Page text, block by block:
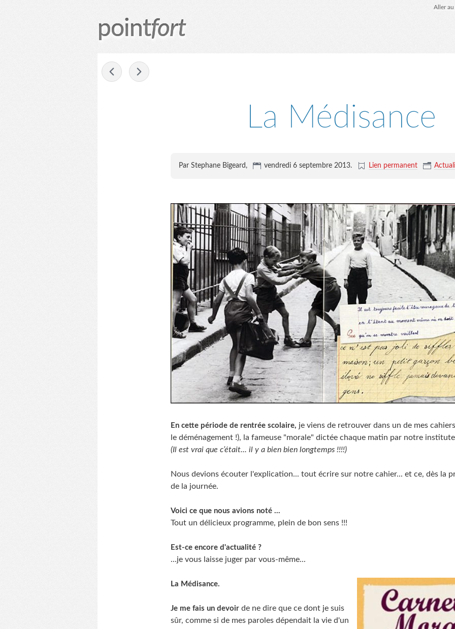
Aller
pointfort
La Médisance
Par Stephane Bigeard, vendredi 6 septembre 2013. Lien permanent
En cette période de rentrée scolaire, je viens de retrouver dans un de mes
le déménagement !), la fameuse "morale" dictée chaque matin par notre
(Il est vrai que c’était... il y a bien bien longtemps !!!!)
Nous devions écouter l'explication... tout écrire sur notre cahier... et ce, dès la
de la journée.
Voici ce que nous avions noté ...
Tout un délicieux programme, plein de bon sens !!!
Est-ce encore d'actualité ?
...je vous laisse juger par vous-même...
La Médisance.
Je me fais un devoir de ne dire que ce dont je suis
sûr, comme si de mes paroles dépendait la vie d'un